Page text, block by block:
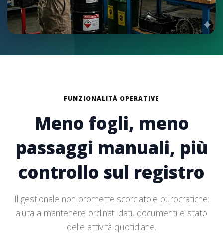
FUNZIONALITÀ OPERATIVE
Meno fogli, meno
passaggi manuali, più
controllo sul registro
Il gestionale non promette scorciatoie burocratiche:
aiuta a mantenere ordinati dati, documenti e stato
delle attività quotidiane.